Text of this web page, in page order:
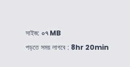
সাইজ: ০৭ MB
পড়তে সময় লাগবে : 8hr 20min